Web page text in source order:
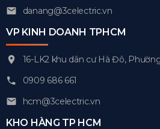
danang@3celectric.vn
VP KINH DOANH TPHCM
16-LK2 khu dân cư Hà Đô,
0909 686 661
hcm@3celectric.vn
KHO HÀNG TP HCM